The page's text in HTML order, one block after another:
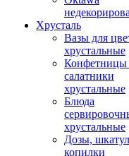
Хрусталь
Вазы для
хрустальные
Конфетницы
салатники
хрустальные
Блюда
хрустальные
Дозы,
копилки